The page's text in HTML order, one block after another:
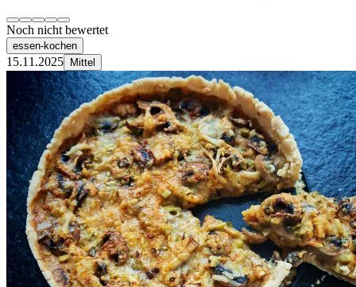
Noch nicht bewertet
essen-kochen
15.11.2025 Mittel